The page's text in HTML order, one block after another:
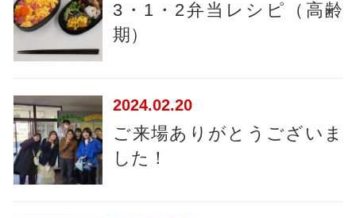
3・1・2弁当レシピ（高齢
期）
2024 02.20
ご来場ありがとうございま
した！